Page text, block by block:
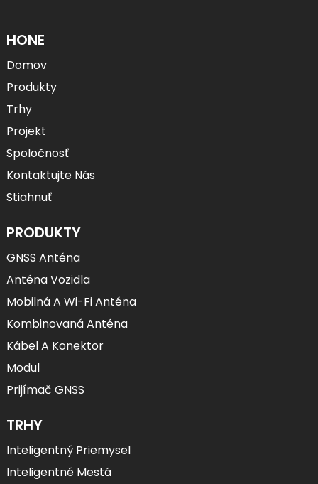
HONE
Domov
Produkty
Trhy
Projekt
Spoločnosť
Kontaktujte Nás
Stiahnuť
PRODUKTY
GNSS Anténa
Anténa Vozidla
Mobilná A Wi-Fi Anténa
Kombinovaná Anténa
Kábel A Konektor
Modul
Prijímač GNSS
TRHY
Inteligentný Priemysel
Inteligentné Mestá